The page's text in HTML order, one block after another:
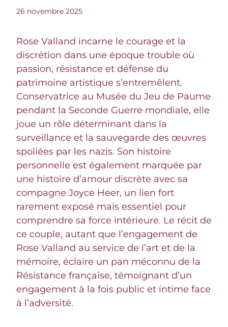
26 novembre 2025
Rose Valland incarne le courage et la
discrétion dans une époque trouble où
passion, résistance et défense du
patrimoine artistique s’entremêlent.
Conservatrice au Musée du Jeu de Paume
pendant la Seconde Guerre mondiale, elle
joue un rôle déterminant dans la
surveillance et la sauvegarde des œuvres
spoliées par les nazis. Son histoire
personnelle est également marquée par
une histoire d’amour discrète avec sa
compagne Joyce Heer, un lien fort
rarement exposé mais essentiel pour
comprendre sa force intérieure. Le récit de
ce couple, autant que l’engagement de
Rose Valland au service de l’art et de la
mémoire, éclaire un pan méconnu de la
Résistance française, témoignant d’un
engagement à la fois public et intime face
à l’adversité.